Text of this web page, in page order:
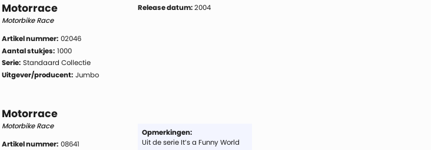
Motorrace
Motorbike Race
Artikel nummer: 02046
Aantal stukjes: 1000
Serie: Standaard Collectie
Uitgever/producent: Jumbo
Release datum: 2004
Motorrace
Motorbike Race
Artikel nummer: 08641
Opmerkingen:
Uit de serie It’s a Funny World